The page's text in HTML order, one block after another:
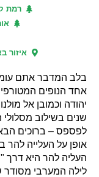
רמת
איזור
בלב המדבר אתם
אחד הנופים
יהודה וכמובן אל
שנים בשילוב
לפספס – ברוכים
העליה להר היא דרך
לילה המערבי מסודר